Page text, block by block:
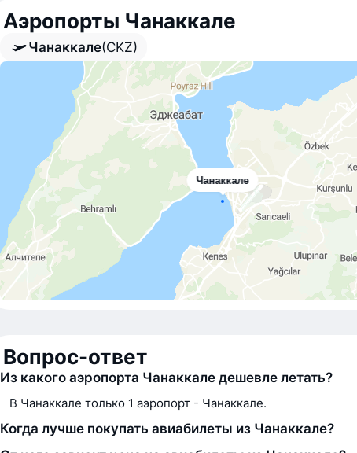
Аэропорты Чанаккале
Чанаккале(CKZ)
Чанаккале
Вопрос-ответ
Из какого аэропорта Чанаккале дешевле летать?
В Чанаккале только 1 аэропорт - Чанаккале.
Когда лучше покупать авиабилеты из Чанаккале?